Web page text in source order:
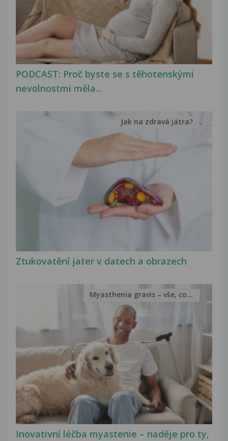
PODCAST: Proč byste se s těhotenskými
nevolnostmi měla...
Ztukovatění jater v datech a obrazech
Jak na zdravá játra?
Inovativní léčba myastenie – naděje pro ty,
Myasthenia gravis – vše, co...